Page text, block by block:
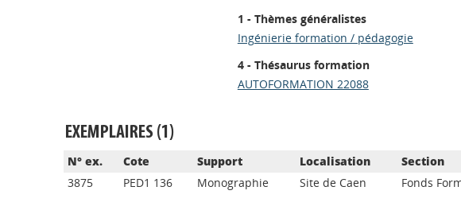
1 - Thèmes généralistes
Ingénierie formation / pédagogie
4 - Thésaurus formation
AUTOFORMATION 22088
EXEMPLAIRES (1)
N° ex. Cote Support Localisation Section
3875
PED1 136 Monographie Site de Caen Fonds